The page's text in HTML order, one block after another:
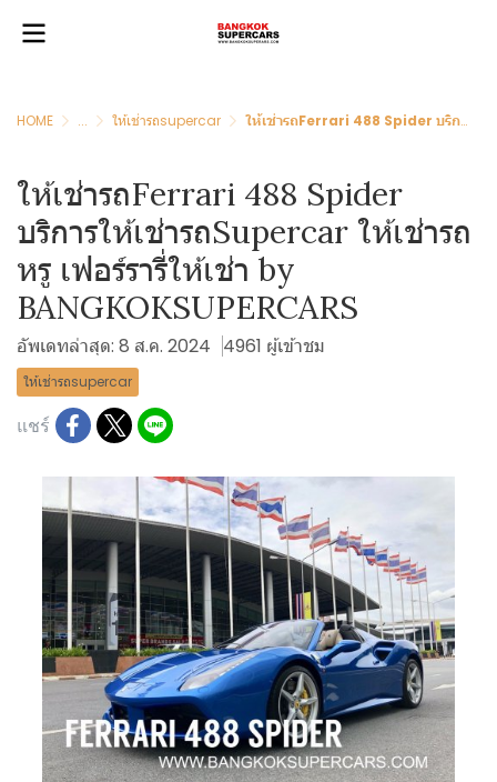
HOME ... ให้เช่ารถsupercar ให้เช่ารถFerrari 488 Spider บริการให้เช่ารถSupercar ให้เช่ารถหรู เฟอร์รารี่ให้เช่า by BANGKOKSUPERCARS
ให้เช่ารถFerrari 488 Spider
บริการให้เช่ารถSupercar ให้เช่ารถ
หรู เฟอร์รารี่ให้เช่า by
BANGKOKSUPERCARS
อัพเดทล่าสุด: 8 ส.ค. 2024 4961 ผู้เข้าชม
ให้เช่ารถsupercar
แชร์